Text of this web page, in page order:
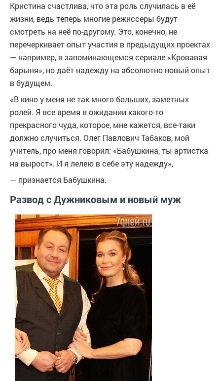
Кристина счастлива, что эта роль случилась в её
жизни, ведь теперь многие режиссеры будут
смотреть на неё по-другому. Это, конечно, не
перечеркивает опыт участия в предыдущих проектах
— например, в запоминающемся сериале «Кровавая
барыня», но даёт надежду на абсолютно новый опыт
в будущем.
«В кино у меня не так много больших, заметных
ролей. Я все время в ожидании какого-то
прекрасного чуда, которое, мне кажется, все-таки
должно случиться. Олег Павлович Табаков, мой
учитель, про меня говорил: «Бабушкина, ты артистка
на вырост». И я лелею в себе эту надежду»,
— признается Бабушкина.
Развод с Дужниковым и новый муж